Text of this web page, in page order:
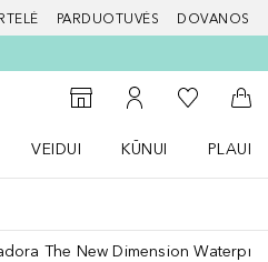
PARDUOTUVĖS DOVANOS
Į parduotuvių paiešką
Į mano paskyrą
Į mano
Į
VEIDUI
KŪNUI
The New Dimension